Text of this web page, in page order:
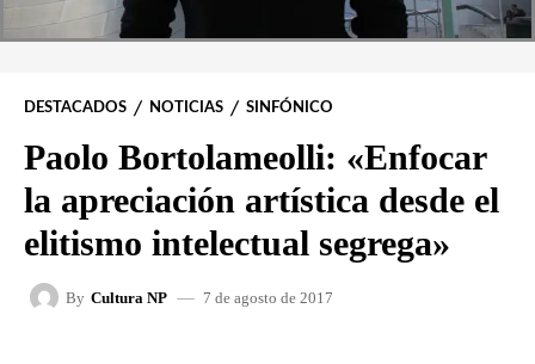
DESTACADOS NOTICIAS SINFÓNICO
Paolo Bortolameolli: «Enfocar
la apreciación artística desde el
elitismo intelectual segrega»
By Cultura NP 7 de agosto de 2017